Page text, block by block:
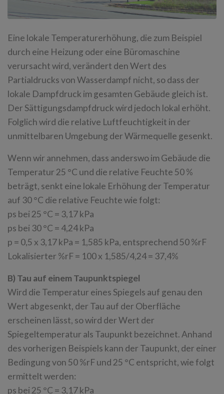
Eine lokale Temperaturerhöhung, die zum Beispiel
durch eine Heizung oder eine Büromaschine
verursacht wird, verändert den Wert des
Partialdrucks von Wasserdampf nicht, so dass der
lokale Dampfdruck im gesamten Gebäude gleich ist.
Der Sättigungsdampfdruck wird jedoch lokal erhöht.
Folglich wird die relative Luftfeuchtigkeit in der
unmittelbaren Umgebung der Wärmequelle gesenkt.
Wenn wir annehmen, dass anderswo im Gebäude die
Temperatur 25 °C und die relative Feuchte 50 %
beträgt, senkt eine lokale Erhöhung der Temperatur
auf 30 °C die relative Feuchte wie folgt:
ps bei 25 °C = 3,17 kPa
ps bei 30 °C = 4,24 kPa
p = 0,5 x 3,17 kPa = 1,585 kPa, entsprechend 50 %rF
Lokalisierter %rF = 100 x 1,585/4,24 = 37,4%
B) Tau auf einem Taupunktspiegel
Wird die Temperatur eines Spiegels auf genau den
Wert abgesenkt, der Tau auf der Oberfläche
erscheinen lässt, so wird der Wert der
Spiegeltemperatur als Taupunkt bezeichnet. Anhand
des vorherigen Beispiels kann der Taupunkt, der einer
Bedingung von 50 %rF und 25 °C entspricht, wie folgt
ermittelt werden:
ps bei 25 °C = 3,17 kPa